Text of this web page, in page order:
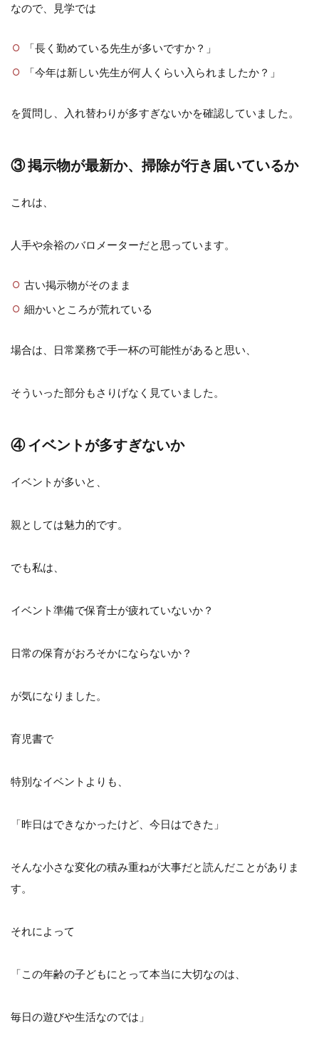
なので、見学では
「長く勤めている先生が多いですか？」
「今年は新しい先生が何人くらい入られましたか？」
を質問し、入れ替わりが多すぎないかを確認していました。
③ 掲示物が最新か、掃除が行き届いているか
これは、
人手や余裕のバロメーターだと思っています。
古い掲示物がそのまま
細かいところが荒れている
場合は、日常業務で手一杯の可能性があると思い、
そういった部分もさりげなく見ていました。
④ イベントが多すぎないか
イベントが多いと、
親としては魅力的です。
でも私は、
イベント準備で保育士が疲れていないか？
日常の保育がおろそかにならないか？
が気になりました。
育児書で
特別なイベントよりも、
「昨日はできなかったけど、今日はできた」
そんな小さな変化の積み重ねが大事だと読んだことがありま
す。
それによって
「この年齢の子どもにとって本当に大切なのは、
毎日の遊びや生活なのでは」